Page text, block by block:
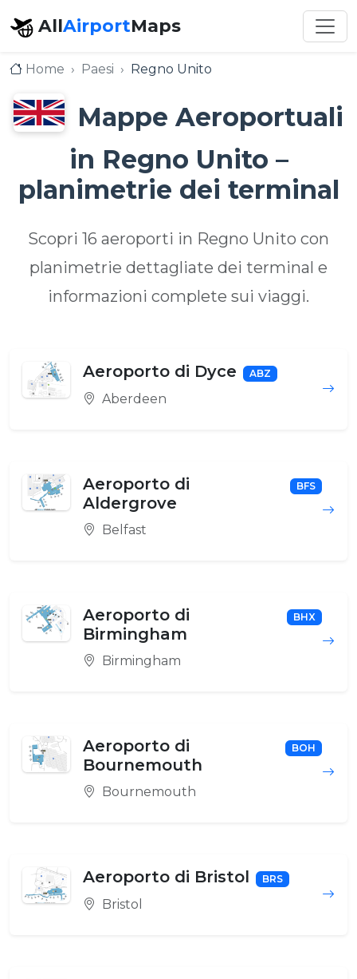
AllAirportMaps
Home Paesi Regno Unito
Mappe Aeroportuali
in Regno Unito –
planimetrie dei terminal
Scopri 16 aeroporti in Regno Unito con
planimetrie dettagliate dei terminal e
informazioni complete sui viaggi.
Aeroporto di Dyce ABZ
Aberdeen
Aeroporto di
Aldergrove
BFS
Belfast
Aeroporto di
Birmingham
BHX
Birmingham
Aeroporto di
Bournemouth
BOH
Bournemouth
Aeroporto di Bristol BRS
Bristol